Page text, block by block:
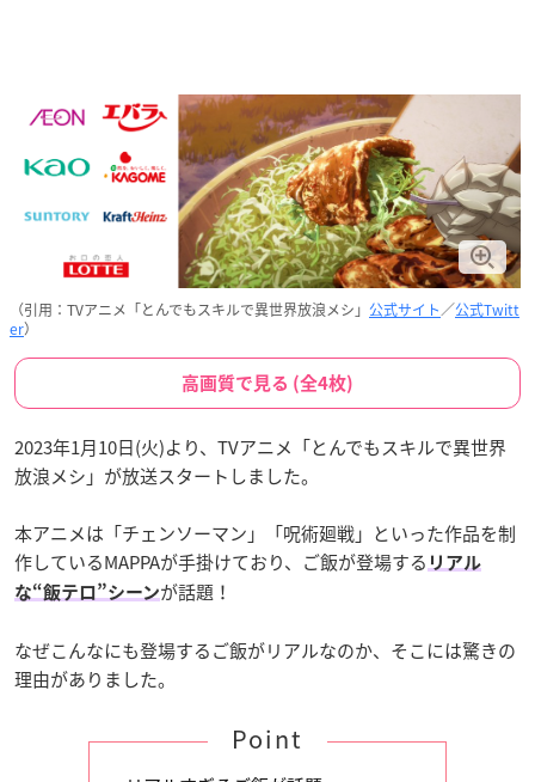
（引用：TVアニメ「とんでもスキルで異世界放浪メシ」 公式サイト／公式Twitt
er）
高画質で見る (全4枚)
2023年1月10日(火)より、TVアニメ「とんでもスキルで異世界
放浪メシ」が放送スタートしました。
本アニメは「チェンソーマン」「呪術廻戦」といった作品を制
作しているMAPPAが手掛けており、ご飯が登場する リアル
な“飯テロ”シーンが話題！
なぜこんなにも登場するご飯がリアルなのか、そこには驚きの
理由がありました。
Point